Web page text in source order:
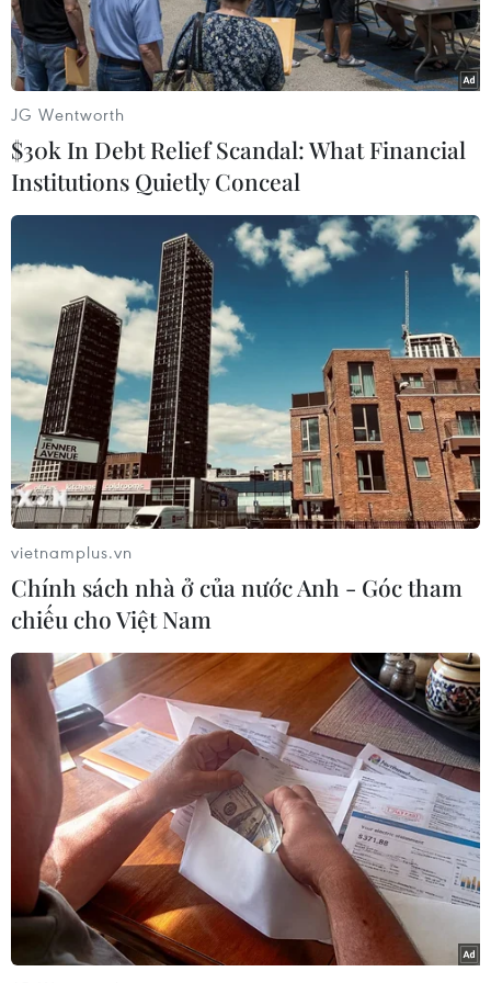
băng giá.
Người dân đi chợ hoa Xuân. (Ảnh: Minh Sơn/Vietnam+)
Theo Trung tâm Dự báo Khí tượng Thủy văn
Quốc gia, từ đêm 28 đến ngày 29/1, Bắc Bộ chịu
ảnh hưởng của một đợt gió mùa Đông Bắc
mạnh, Bắc Bộ và Bắc Trung Bộ có mưa dông,
trong mưa dông có khả năng xảy ra lốc, sét,
mưa đá và gió giật mạnh. Sau đó không khí lạnh
luôn được bổ sung.
Từ ngày 29/1, Bắc Bộ và Thanh Hóa có rét đậm,
rét hại và kéo dài liên tục trong những ngày Tết,
vùng núi cao có khả năng xảy ra mưa tuyết và
băng giá.
Ngày và đêm 26/1, Bắc Bộ và Bắc Trung Bộ tiếp
tục duy trì thời tiết rét về sáng sớm và đêm kèm
mưa nhỏ, mưa phùn và sương mù rải rác, trưa
chiều hửng nắng.
Nhiệt độ chênh lệch giữa ngày và đêm trung
bình từ 5-6 độ C dễ gây các bệnh về hô hấp cho
JG Wentworth
$30k In Debt Relief Scandal: What Financial
Institutions Quietly Conceal
vietnamplus.vn
Chính sách nhà ở của nước Anh - Góc tham
chiếu cho Việt Nam